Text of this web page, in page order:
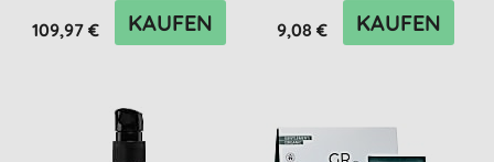
109,97 € KAUFEN 9,08 € KAUFEN